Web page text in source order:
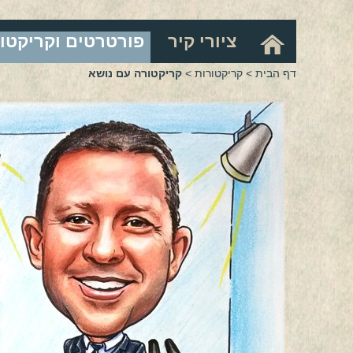
ציורי קיר פורטרטים
דף הבית > קריקטורות > קריקטורה עם נושא
CT-18
CT-22 CT-23